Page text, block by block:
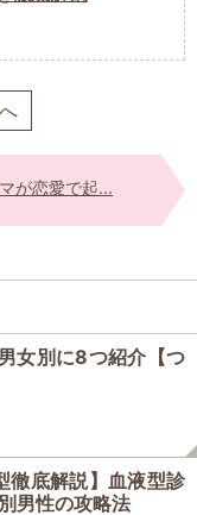
が恋愛で起...
女別に8つ紹介【つ
徹底解説】血液型診
男性の攻略法